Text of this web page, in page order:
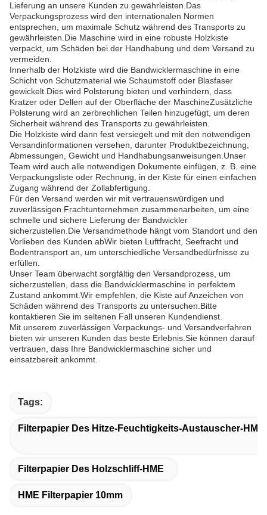
Lieferung an unsere Kunden zu gewährleisten.Das
Verpackungsprozess wird den internationalen Normen
entsprechen, um maximale Schutz während des Transports zu
gewährleisten.Die Maschine wird in eine robuste Holzkiste
verpackt, um Schäden bei der Handhabung und dem Versand zu
vermeiden.
Innerhalb der Holzkiste wird die Bandwicklermaschine in eine
Schicht von Schutzmaterial wie Schaumstoff oder Blasfaser
gewickelt.Dies wird Polsterung bieten und verhindern, dass
Kratzer oder Dellen auf der Oberfläche der MaschineZusätzliche
Polsterung wird an zerbrechlichen Teilen hinzugefügt, um deren
Sicherheit während des Transports zu gewährleisten.
Die Holzkiste wird dann fest versiegelt und mit den notwendigen
Versandinformationen versehen, darunter Produktbezeichnung,
Abmessungen, Gewicht und Handhabungsanweisungen.Unser
Team wird auch alle notwendigen Dokumente einfügen, z. B. eine
Verpackungsliste oder Rechnung, in der Kiste für einen einfachen
Zugang während der Zollabfertigung.
Für den Versand werden wir mit vertrauenswürdigen und
zuverlässigen Frachtunternehmen zusammenarbeiten, um eine
schnelle und sichere Lieferung der Bandwickler
sicherzustellen.Die Versandmethode hängt vom Standort und den
Vorlieben des Kunden abWir bieten Luftfracht, Seefracht und
Bodentransport an, um unterschiedliche Versandbedürfnisse zu
erfüllen.
Unser Team überwacht sorgfältig den Versandprozess, um
sicherzustellen, dass die Bandwicklermaschine in perfektem
Zustand ankommt.Wir empfehlen, die Kiste auf Anzeichen von
Schäden während des Transports zu untersuchen.Bitte
kontaktieren Sie im seltenen Fall unseren Kundendienst.
Mit unserem zuverlässigen Verpackungs- und Versandverfahren
bieten wir unseren Kunden das beste Erlebnis.Sie können darauf
vertrauen, dass Ihre Bandwicklermaschine sicher und
einsatzbereit ankommt.
Tags:
Filterpapier Des Hitze-Feuchtigkeits-Austauscher-HME
Filterpapier Des Holzschliff-HME
HME Filterpapier 10mm